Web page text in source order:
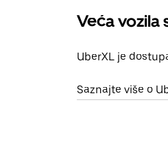
Veća vozila
UberXL je
Saznajte više o